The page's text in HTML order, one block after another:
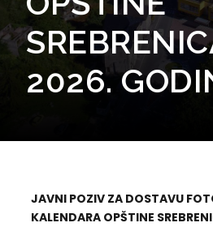
2026.
JAVNI POZIV ZA DOSTAVU
KALENDARA OPŠTINE